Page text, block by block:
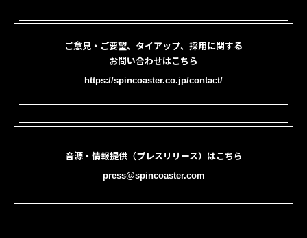
ご意見・ご要望、タイアップ、採用に関する
お問い合わせはこちら
https://spincoaster.co.jp/contact/
音源・情報提供（プレスリリース）はこちら
press@spincoaster.com